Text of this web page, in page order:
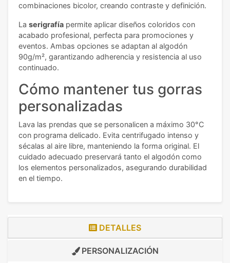
combinaciones bicolor, creando contraste y definición.
La serigrafía permite aplicar diseños coloridos con
acabado profesional, perfecta para promociones y
eventos. Ambas opciones se adaptan al algodón
90g/m², garantizando adherencia y resistencia al uso
continuado.
Cómo mantener tus gorras
personalizadas
Lava las prendas que se personalicen a máximo 30°C
con programa delicado. Evita centrifugado intenso y
sécalas al aire libre, manteniendo la forma original. El
cuidado adecuado preservará tanto el algodón como
los elementos personalizados, asegurando durabilidad
en el tiempo.
DETALLES
PERSONALIZACIÓN